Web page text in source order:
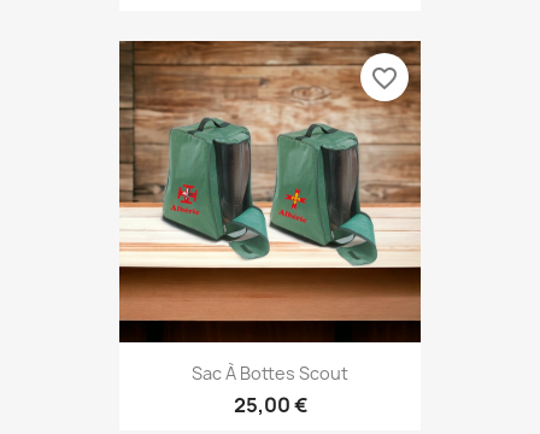
Sac À Bottes Scout
25,00 €
favorite_border